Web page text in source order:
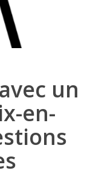
un
en-